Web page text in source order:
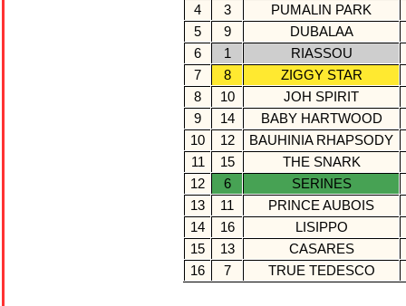
4
3
PUMALIN PARK
5
9
DUBALAA
6
1
RIASSOU
7
8
ZIGGY STAR
8
10
JOH SPIRIT
9
14
BABY HARTWOOD
10
12
BAUHINIA RHAPSODY
11
15
THE SNARK
12
6
SERINES
13
11
PRINCE AUBOIS
14
16
LISIPPO
15
13
CASARES
16
7 TRUE TEDESCO